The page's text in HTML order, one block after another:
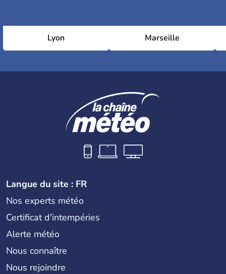
Lyon Marseille
Langue du site : FR
Nos experts météo
Certificat d'intempéries
Alerte météo
Nous connaître
Nous rejoindre